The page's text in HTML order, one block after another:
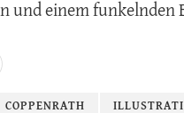
einem funkelnden
COPPENRATH